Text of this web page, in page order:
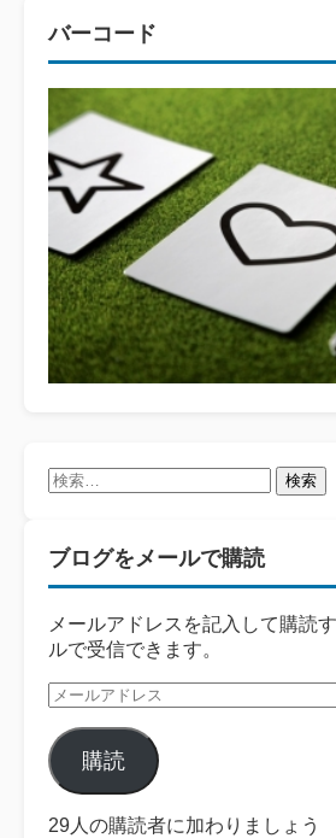
バーコード
検
ブログをメールで購読
メールアドレスを記入して購読
ルで受信できます。
メ
ル
ア
ド
レ
購読
29人の購読者に加わりましょう